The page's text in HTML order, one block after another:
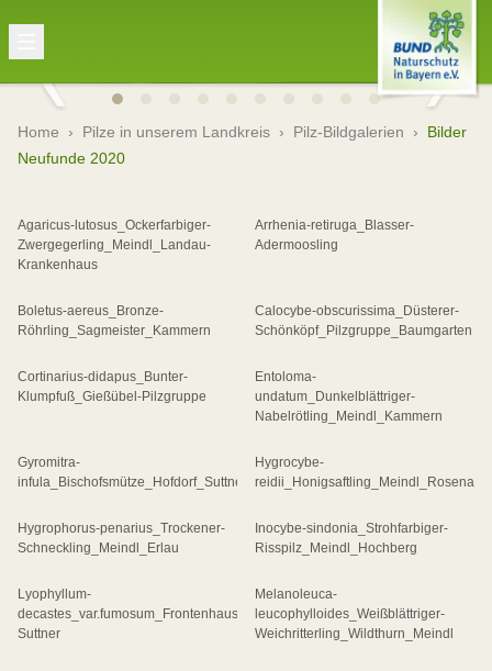
Home › Pilze in unserem Landkreis › Pilz-Bildgalerien › Bilder
Neufunde 2020
Agaricus-lutosus_Ockerfarbiger-
Zwergegerling_Meindl_Landau-
Krankenhaus
Arrhenia-retiruga_Blasser-
Adermoosling
Boletus-aereus_Bronze-
Röhrling_Sagmeister_Kammern
Calocybe-obscurissima_Düsterer-
Schönköpf_Pilzgruppe_Baumgarten
Cortinarius-didapus_Bunter-
Klumpfuß_Gießübel-Pilzgruppe
Entoloma-
undatum_Dunkelblättriger-
Nabelrötling_Meindl_Kammern
Gyromitra-
infula_Bischofsmütze_Hofdorf_Suttner
Hygrocybe-
reidii_Honigsaftling_Meindl_Rosenau
Hygrophorus-penarius_Trockener-
Schneckling_Meindl_Erlau
Inocybe-sindonia_Strohfarbiger-
Risspilz_Meindl_Hochberg
Lyophyllum-
decastes_var.fumosum_Frontenhausen_
Suttner
Melanoleuca-
leucophylloides_Weißblättriger-
Weichritterling_Wildthurn_Meindl